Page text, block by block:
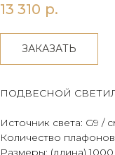
13 310 р.
ЗАКАЗАТЬ
ПОДВЕСНОЙ
Источник света: G9 /
Количество
Размеры: (длина)